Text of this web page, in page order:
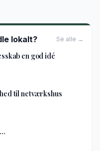
lokalt? Se alle →
en god idé
til netværkshus